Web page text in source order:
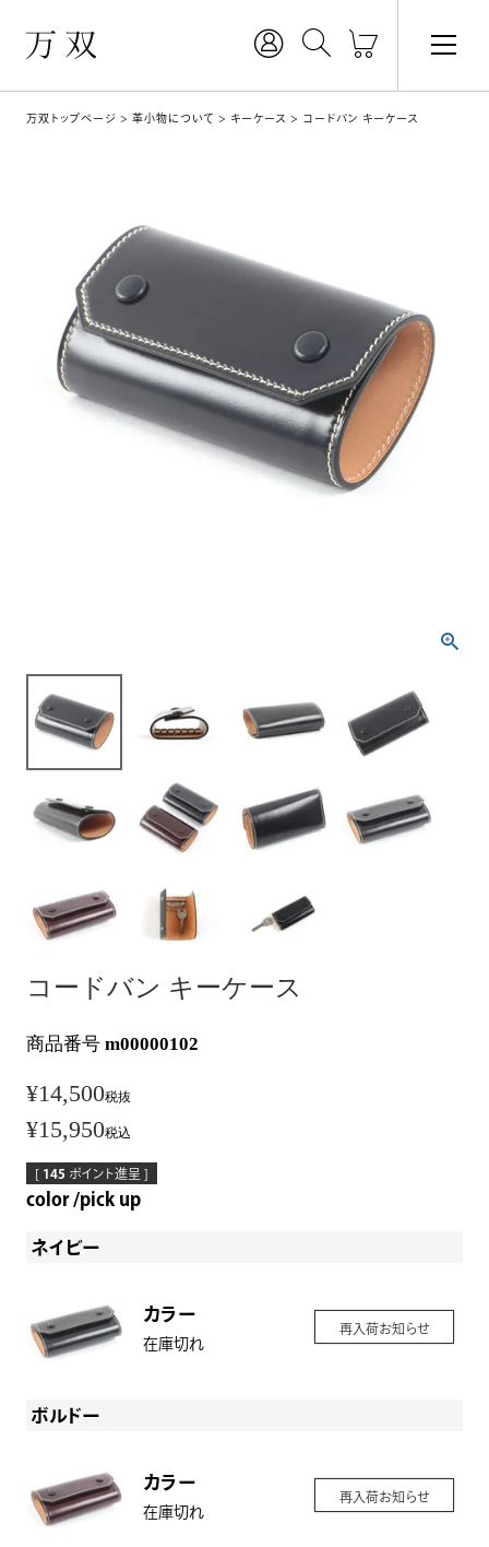
万双トップページ 革小物について キーケース コードバン キーケース
コードバン キーケース
商品番号 m00000102
¥14,500税抜
¥15,950税込
[ 145 ポイント進呈 ]
color pick up
ネイビー
カラー
在庫切れ
再入荷お知らせ
ボルドー
カラー
在庫切れ
再入荷お知らせ